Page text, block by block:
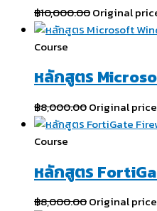
฿10,000.00Original
Course
หลักสูตร
฿8,000.00Original
Course
หลักสูตร
฿8,000.00Original